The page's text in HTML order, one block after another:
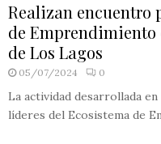
Realizan encuentro
de Emprendimiento
de Los Lagos
05/07/2024 0
La actividad desarrollada
líderes del Ecosistema de